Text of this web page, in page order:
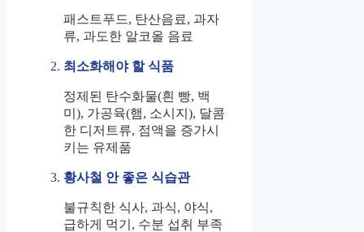
패스트푸드, 탄산음료, 과자
류, 과도한 알코올 음료
최소화해야 할 식품
정제된 탄수화물(흰 빵, 백
미), 가공육(햄, 소시지), 달콤
한 디저트류, 점액을 증가시
키는 유제품
황사철 안 좋은 식습관
불규칙한 식사, 과식, 야식,
급하게 먹기, 수분 섭취 부족